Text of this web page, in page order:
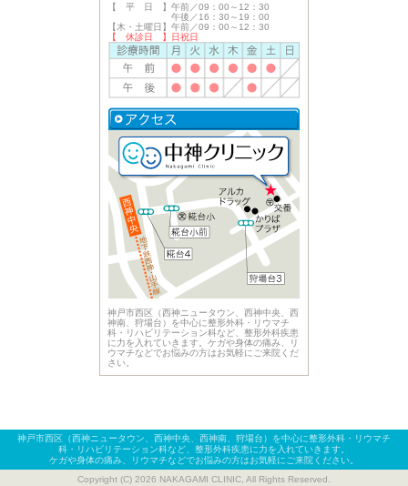
【 平 日 】午前／09：00～12：30
午後／16：30～19：00
【木・土曜日】午前／09：00～12：30
【 休診日 】日祝日
神戸市西区（西神ニュータウン、西神中央、西
神南、狩場台）を中心に整形外科・リウマチ
科・リハビリテーション科など、整形外科疾患
に力を入れていきます。ケガや身体の痛み、リ
ウマチなどでお悩みの方はお気軽にご来院くだ
さい。
神戸市西区（西神ニュータウン、西神中央、西神南、狩場台）を中心に整形外科・リウマチ
科・リハビリテーション科など、整形外科疾患に力を入れていきます。
ケガや身体の痛み、リウマチなどでお悩みの方はお気軽にご来院ください。
Copyright (C) 2026 NAKAGAMI CLINIC, All Rights Reserved.